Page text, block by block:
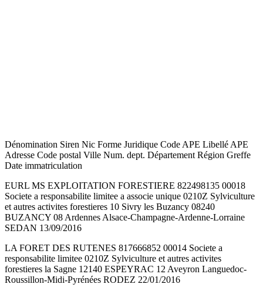
Dénomination Siren Nic Forme Juridique Code APE Libellé APE
Adresse Code postal Ville Num. dept. Département Région Greffe
Date immatriculation
EURL MS EXPLOITATION FORESTIERE 822498135 00018
Societe a responsabilite limitee a associe unique 0210Z Sylviculture
et autres activites forestieres 10 Sivry les Buzancy 08240
BUZANCY 08 Ardennes Alsace-Champagne-Ardenne-Lorraine
SEDAN 13/09/2016
LA FORET DES RUTENES 817666852 00014 Societe a
responsabilite limitee 0210Z Sylviculture et autres activites
forestieres la Sagne 12140 ESPEYRAC 12 Aveyron Languedoc-
Roussillon-Midi-Pyrénées RODEZ 22/01/2016